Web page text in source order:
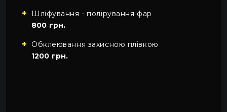
Шліфування - полірування фар
800 грн.
Обклеювання захисною плівкою
1200 грн.